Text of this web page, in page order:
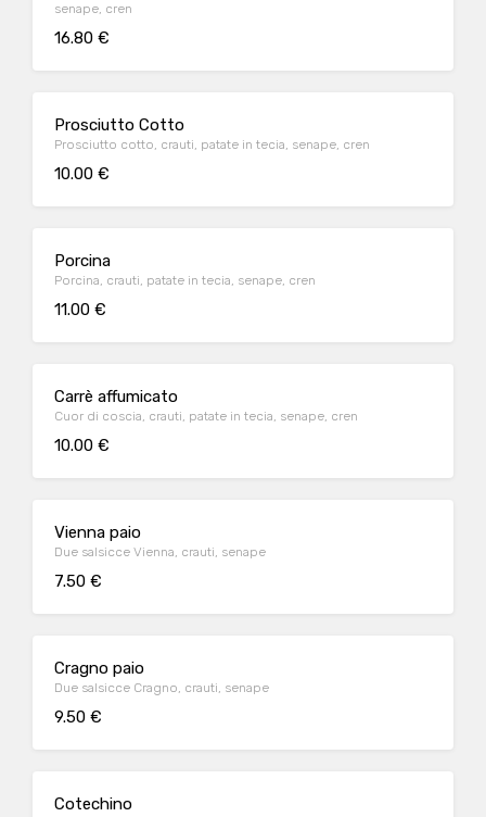
senape, cren
16.80 €
Prosciutto Cotto
Prosciutto cotto, crauti, patate in tecia, senape, cren
10.00 €
Porcina
Porcina, crauti, patate in tecia, senape, cren
11.00 €
Carrè affumicato
Cuor di coscia, crauti, patate in tecia, senape, cren
10.00 €
Vienna paio
Due salsicce Vienna, crauti, senape
7.50 €
Cragno paio
Due salsicce Cragno, crauti, senape
9.50 €
Cotechino